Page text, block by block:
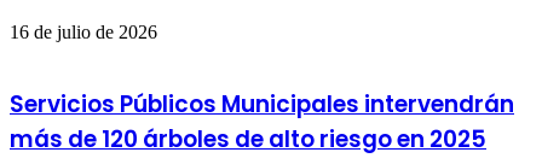
16 de julio de 2026
Servicios Públicos Municipales intervendrán
más de 120 árboles de alto riesgo en 2025